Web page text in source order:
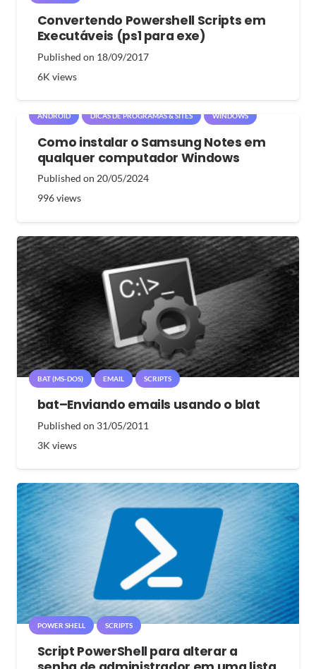
Convertendo Powershell Scripts em
Executáveis (ps1 para exe)
Published on 18/09/2017
6K views
ANDROID DICAS DE PROGRAMAS & SITES WINDOWS
Como instalar o Samsung Notes em
qualquer computador Windows
Published on 20/05/2024
996views
BAT (MS-DOS) EMAIL SCRIPTS
bat–Enviando emails usando o blat
Published on 31/05/2011
3K views
POWER SHELL SCRIPTS
Script PowerShell para alterar a